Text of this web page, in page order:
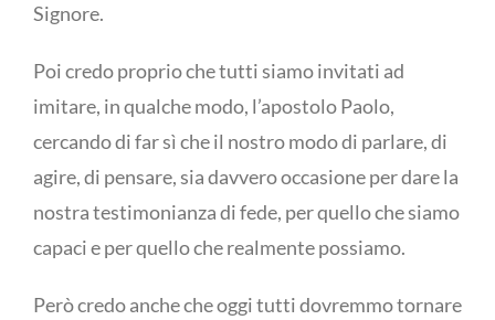
Signore.
Poi credo proprio che tutti siamo invitati ad
imitare, in qualche modo, l’apostolo Paolo,
cercando di far sì che il nostro modo di parlare, di
agire, di pensare, sia davvero occasione per dare la
nostra testimonianza di fede, per quello che siamo
capaci e per quello che realmente possiamo.
Però credo anche che oggi tutti dovremmo tornare